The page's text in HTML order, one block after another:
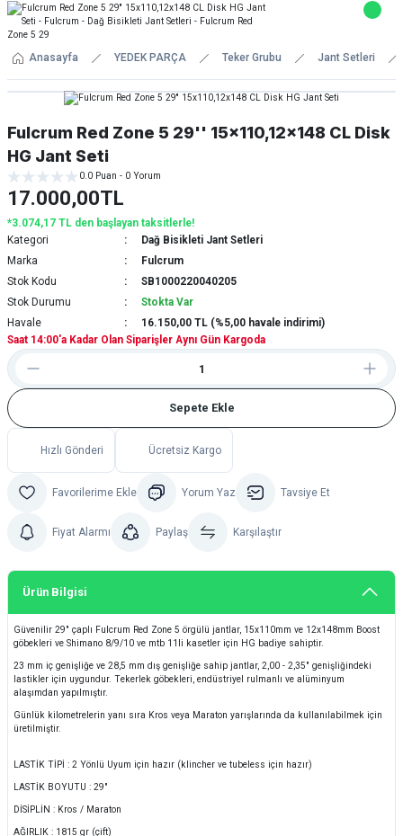
Anasayfa YEDEK PARÇA Teker Grubu Jant Setleri
Fulcrum Red Zone 5 29'' 15x110,12x148 CL Disk
HG Jant Seti
0.0 Puan - 0 Yorum
17.000,00TL
*3.074,17 TL den başlayan taksitlerle!
Kategori
Dağ Bisikleti Jant Setleri
Marka
Fulcrum
Stok Kodu
SB1000220040205
Stok Durumu
Stokta Var
Havale
16.150,00 TL (%5,00 havale indirimi)
Saat 14:00'a Kadar Olan Siparişler Aynı Gün Kargoda
Sepete Ekle
Hızlı Gönderi Ücretsiz Kargo
Yorum Yaz Tavsiye Et
Fiyat Alarmı Paylaş Karşılaştır
Ürün Bilgisi
Güvenilir 29" çaplı Fulcrum Red Zone 5 örgülü jantlar, 15x110mm ve 12x148mm Boost
göbekleri ve Shimano 8/9/10 ve mtb 11li kasetler için HG badiye sahiptir.
23 mm iç genişliğe ve 28,5 mm dış genişliğe sahip jantlar, 2,00 - 2,35" genişliğindeki
lastikler için uygundur. Tekerlek göbekleri, endüstriyel rulmanlı ve alüminyum
alaşımdan yapılmıştır.
Günlük kilometrelerin yanı sıra Kros veya Maraton yarışlarında da kullanılabilmek için
üretilmiştir.
LASTİK TİPİ : 2 Yönlü Uyum için hazır (klincher ve tubeless için hazır)
LASTİK BOYUTU : 29"
DİSİPLİN : Kros / Maraton
AĞIRLIK : 1815 gr (çift)